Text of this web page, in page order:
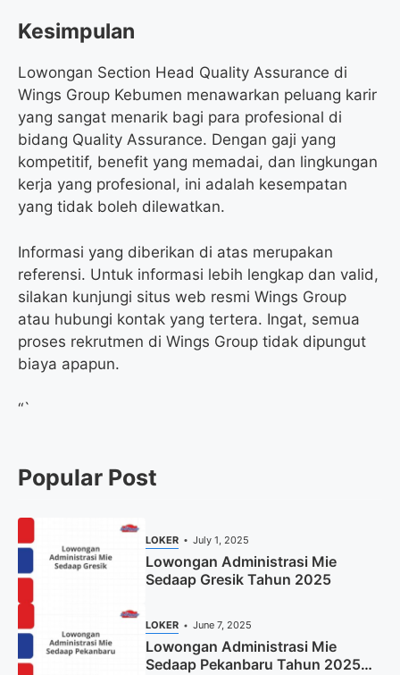
Kesimpulan
Lowongan Section Head Quality Assurance di
Wings Group Kebumen menawarkan peluang karir
yang sangat menarik bagi para profesional di
bidang Quality Assurance. Dengan gaji yang
kompetitif, benefit yang memadai, dan lingkungan
kerja yang profesional, ini adalah kesempatan
yang tidak boleh dilewatkan.
Informasi yang diberikan di atas merupakan
referensi. Untuk informasi lebih lengkap dan valid,
silakan kunjungi situs web resmi Wings Group
atau hubungi kontak yang tertera. Ingat, semua
proses rekrutmen di Wings Group tidak dipungut
biaya apapun.
“`
Popular Post
LOKER July 1, 2025
Lowongan Administrasi Mie
Sedaap Gresik Tahun 2025
LOKER June 7, 2025
Lowongan Administrasi Mie
Sedaap Pekanbaru Tahun 2025